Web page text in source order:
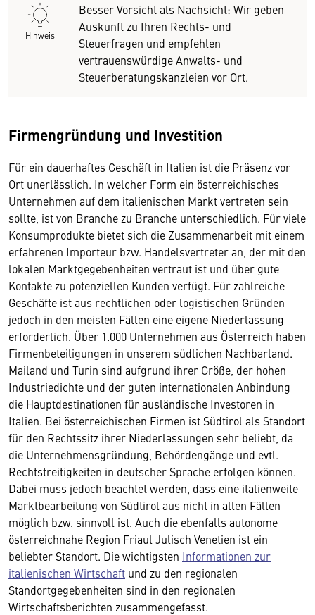
Hinweis
Besser Vorsicht als Nachsicht: Wir geben
Auskunft zu Ihren Rechts- und
Steuerfragen und empfehlen
vertrauenswürdige Anwalts- und
Steuerberatungskanzleien vor Ort.
Firmengründung und Investition
Für ein dauerhaftes Geschäft in Italien ist die Präsenz vor
Ort unerlässlich. In welcher Form ein österreichisches
Unternehmen auf dem italienischen Markt vertreten sein
sollte, ist von Branche zu Branche unterschiedlich. Für viele
Konsumprodukte bietet sich die Zusammenarbeit mit einem
erfahrenen Importeur bzw. Handelsvertreter an, der mit den
lokalen Marktgegebenheiten vertraut ist und über gute
Kontakte zu potenziellen Kunden verfügt. Für zahlreiche
Geschäfte ist aus rechtlichen oder logistischen Gründen
jedoch in den meisten Fällen eine eigene Niederlassung
erforderlich. Über 1.000 Unternehmen aus Österreich haben
Firmenbeteiligungen in unserem südlichen Nachbarland.
Mailand und Turin sind aufgrund ihrer Größe, der hohen
Industriedichte und der guten internationalen Anbindung
die Hauptdestinationen für ausländische Investoren in
Italien. Bei österreichischen Firmen ist Südtirol als Standort
für den Rechtssitz ihrer Niederlassungen sehr beliebt, da
die Unternehmensgründung, Behördengänge und evtl.
Rechtstreitigkeiten in deutscher Sprache erfolgen können.
Dabei muss jedoch beachtet werden, dass eine italienweite
Marktbearbeitung von Südtirol aus nicht in allen Fällen
möglich bzw. sinnvoll ist. Auch die ebenfalls autonome
österreichnahe Region Friaul Julisch Venetien ist ein
beliebter Standort. Die wichtigsten Informationen zur
italienischen Wirtschaft und zu den regionalen
Standortgegebenheiten sind in den regionalen
Wirtschaftsberichten zusammengefasst.